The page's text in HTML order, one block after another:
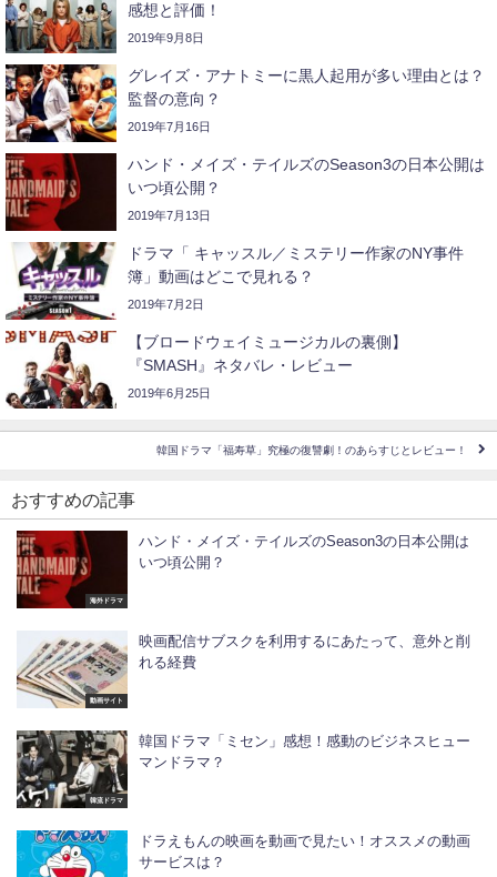
感想と評価！
2019年9月8日
グレイズ・アナトミーに黒人起用が多い理由とは？
監督の意向？
2019年7月16日
ハンド・メイズ・テイルズのSeason3の日本公開は
いつ頃公開？
2019年7月13日
ドラマ「 キャッスル／ミステリー作家のNY事件
簿」動画はどこで見れる？
2019年7月2日
【ブロードウェイミュージカルの裏側】
『SMASH』ネタバレ・レビュー
2019年6月25日
韓国ドラマ「福寿草」究極の復讐劇！のあらすじとレビュー！
おすすめの記事
海外ドラマ
ハンド・メイズ・テイルズのSeason3の日本公開は
いつ頃公開？
動画サイト
映画配信サブスクを利用するにあたって、意外と削
れる経費
韓流ドラマ
韓国ドラマ「ミセン」感想！感動のビジネスヒュー
マンドラマ？
ドラえもんの映画を動画で見たい！オススメの動画
サービスは？